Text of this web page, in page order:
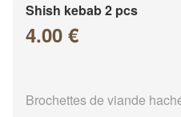
Shish kebab 2 pcs
4.00 €
Brochettes de viande